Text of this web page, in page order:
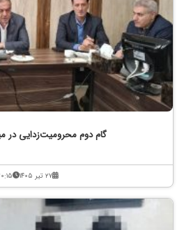
گام دوم محرومیت‌زدایی در
۲۷ تیر ۱۴۰۵